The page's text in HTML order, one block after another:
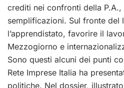
crediti nei confronti della
semplificazioni. Sul fronte del
l’apprendistato, favorire il
Mezzogiorno e
Sono questi alcuni dei punti
Rete Imprese Italia ha
politiche. Nel dossier,